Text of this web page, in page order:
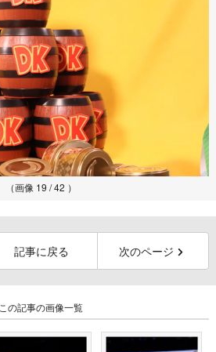
（画像 19 / 42 ）
記事に戻る 次のページ
この記事の画像一覧